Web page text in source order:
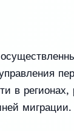
в
миграции.